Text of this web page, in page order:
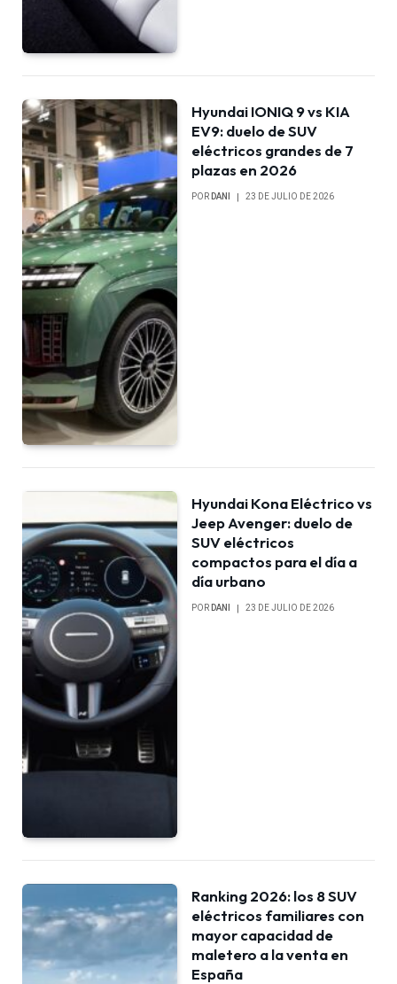
Hyundai IONIQ 9 vs KIA
EV9: duelo de SUV
eléctricos grandes de 7
plazas en 2026
POR DANI 23 DE JULIO DE 2026
Hyundai Kona Eléctrico vs
Jeep Avenger: duelo de
SUV eléctricos
compactos para el día a
día urbano
POR DANI 23 DE JULIO DE 2026
Ranking 2026: los 8 SUV
eléctricos familiares con
mayor capacidad de
maletero a la venta en
España